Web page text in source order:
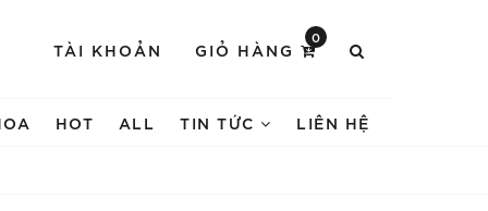
TÀI KHOẢN GIỎ HÀNG
0
HOT ALL TIN TỨC LIÊN HỆ